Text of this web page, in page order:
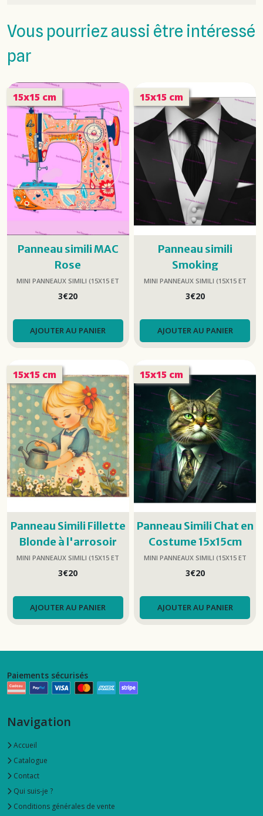
Vous pourriez aussi être intéressé
par
15x15 cm
Panneau simili MAC
Rose
MINI PANNEAUX SIMILI (15X15 ET
3€20
AJOUTER AU PANIER
15x15 cm
Panneau simili
Smoking
MINI PANNEAUX SIMILI (15X15 ET
3€20
AJOUTER AU PANIER
15x15 cm
Panneau Simili Fillette
Blonde à l'arrosoir
15x15cm
MINI PANNEAUX SIMILI (15X15 ET
3€20
AJOUTER AU PANIER
15x15 cm
Panneau Simili Chat en
Costume 15x15cm
MINI PANNEAUX SIMILI (15X15 ET
3€20
AJOUTER AU PANIER
Paiements sécurisés
Navigation
Accueil
Catalogue
Contact
Qui suis-je ?
Conditions générales de vente